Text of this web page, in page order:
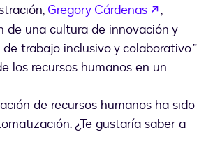
Gregory Cárdenas abre
,
de una cultura de innovación y
trabajo inclusivo y colaborativo.”
los recursos humanos en un
de recursos humanos ha sido
¿Te gustaría saber a